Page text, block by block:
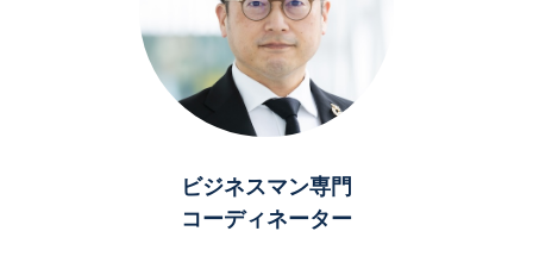
ビジネスマン専門
コーディネーター